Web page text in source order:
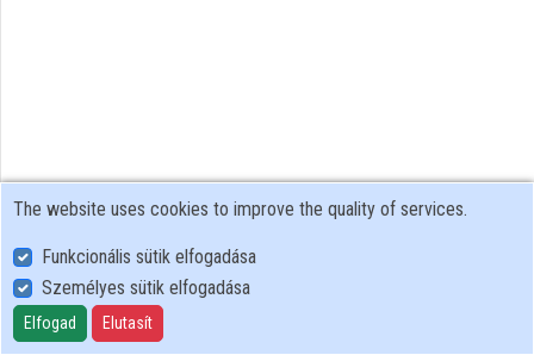
User Policy
Adatkezelési tájékoztató (en)
Cookie Policy
The website uses cookies to improve the quality of services.
Funkcionális sütik elfogadása
Személyes sütik elfogadása
Elfogad Elutasít